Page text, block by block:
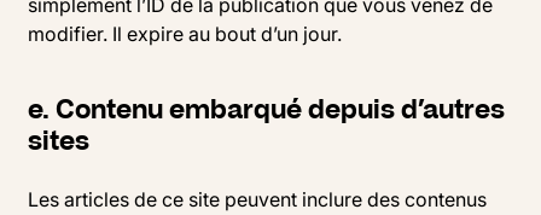
modifier. Il expire au bout d’un jour.
e. Contenu embarqué depuis d’autres
sites
Les articles de ce site peuvent inclure des contenus